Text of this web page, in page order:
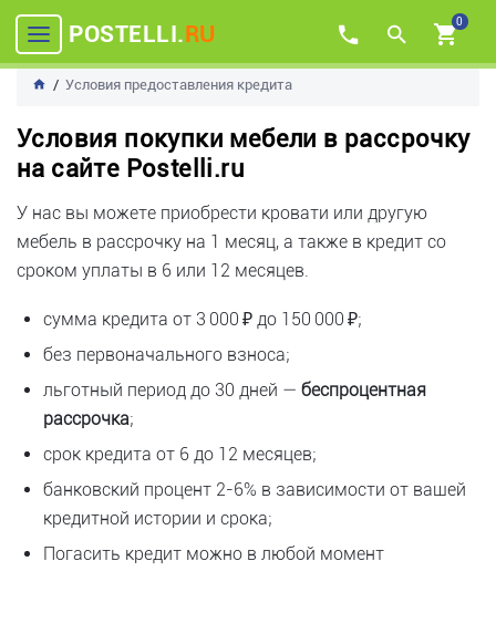
POSTELLI.RU 0
Условия предоставления кредита
Условия покупки мебели в рассрочку
на сайте Postelli.ru
У нас вы можете приобрести кровати или другую
мебель в рассрочку на 1 месяц, а также в кредит со
сроком уплаты в 6 или 12 месяцев.
сумма кредита от 3 000 ₽ до 150 000 ₽;
без первоначального взноса;
льготный период до 30 дней — беспроцентная
рассрочка;
срок кредита от 6 до 12 месяцев;
банковский процент 2-6% в зависимости от вашей
кредитной истории и срока;
Погасить кредит можно в любой момент